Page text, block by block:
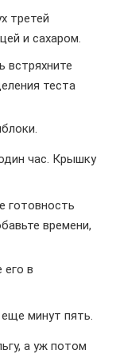
третей
и сахаром.
встряхните
теста
час. Крышку
готовность
времени,
его в
минут пять.
а уж потом